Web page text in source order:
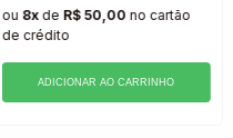
ou 8xde R$ 50,00 no cartão
de crédito
ADICIONAR AO CARRINHO